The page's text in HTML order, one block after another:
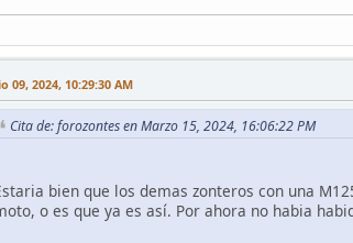
09, 2024, 10:29:30 AM
Cita de: forozontes en Marzo 15, 2024, 16:06:22 PM
bien que los demas zonteros con una
o es que ya es así. Por ahora no habia